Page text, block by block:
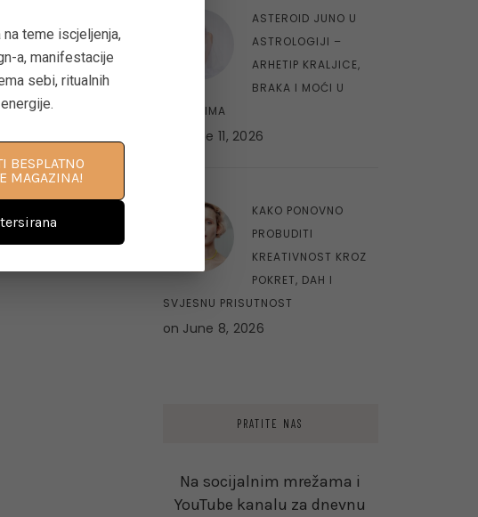
ASTEROID JUNO U
ASTROLOGIJI –
ARHETIP KRALJICE,
BRAKA I MOĆI U
ODNOSIMA
June 11, 2026
KAKO PONOVNO
PROBUDITI
KREATIVNOST KROZ
POKRET, DAH I
SVJESNU PRISUTNOST
on June 8, 2026
PRATITE NAS
Na socijalnim mrežama i
YouTube kanalu za dnevnu
teme iscjeljenja,
a, manifestacije
sebi, ritualnih
BESPLATNO
MAGAZINA!